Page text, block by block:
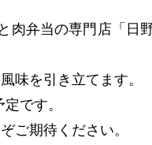
肉弁当の専門店「日
味を引き立てます。
です。
ご期待ください。